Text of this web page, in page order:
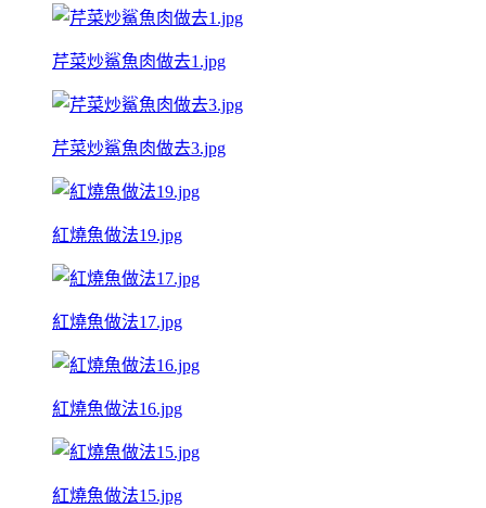
芹菜炒鯊魚肉做去1.jpg
芹菜炒鯊魚肉做去3.jpg
紅燒魚做法19.jpg
紅燒魚做法17.jpg
紅燒魚做法16.jpg
紅燒魚做法15.jpg